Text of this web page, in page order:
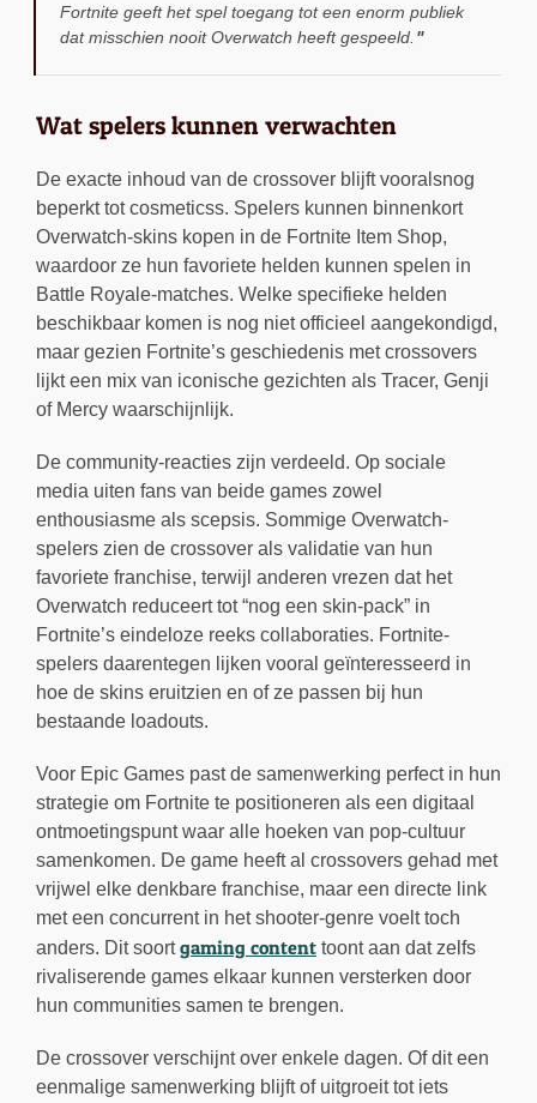
Fortnite geeft het spel toegang tot een enorm publiek
dat misschien nooit Overwatch heeft gespeeld.
Wat spelers kunnen verwachten
De exacte inhoud van de crossover blijft vooralsnog
beperkt tot cosmeticss. Spelers kunnen binnenkort
Overwatch-skins kopen in de Fortnite Item Shop,
waardoor ze hun favoriete helden kunnen spelen in
Battle Royale-matches. Welke specifieke helden
beschikbaar komen is nog niet officieel aangekondigd,
maar gezien Fortnite’s geschiedenis met crossovers
lijkt een mix van iconische gezichten als Tracer, Genji
of Mercy waarschijnlijk.
De community-reacties zijn verdeeld. Op sociale
media uiten fans van beide games zowel
enthousiasme als scepsis. Sommige Overwatch-
spelers zien de crossover als validatie van hun
favoriete franchise, terwijl anderen vrezen dat het
Overwatch reduceert tot “nog een skin-pack” in
Fortnite’s eindeloze reeks collaboraties. Fortnite-
spelers daarentegen lijken vooral geïnteresseerd in
hoe de skins eruitzien en of ze passen bij hun
bestaande loadouts.
Voor Epic Games past de samenwerking perfect in hun
strategie om Fortnite te positioneren als een digitaal
ontmoetingspunt waar alle hoeken van pop-cultuur
samenkomen. De game heeft al crossovers gehad met
vrijwel elke denkbare franchise, maar een directe link
met een concurrent in het shooter-genre voelt toch
anders. Dit soortgaming content toont aan dat zelfs
rivaliserende games elkaar kunnen versterken door
hun communities samen te brengen.
De crossover verschijnt over enkele dagen. Of dit een
eenmalige samenwerking blijft of uitgroeit tot iets